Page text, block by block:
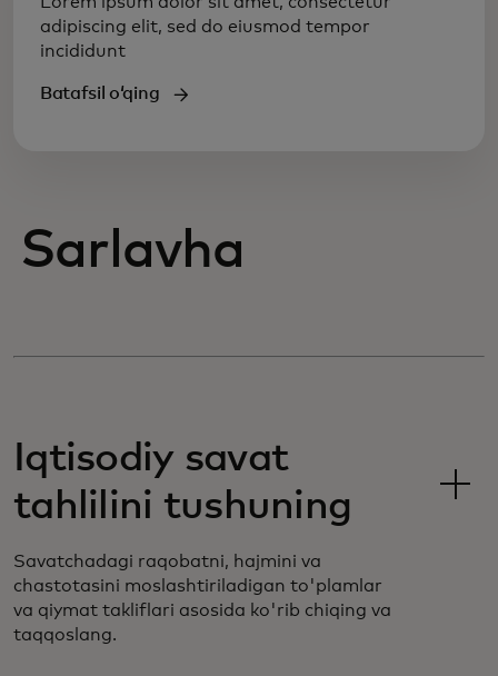
adipiscing elit, sed do eiusmod tempor
incididunt
Batafsil oʻqing
Sarlavha
Iqtisodiy savat
tahlilini tushuning
Savatchadagi raqobatni, hajmini va
chastotasini moslashtiriladigan to'plamlar
va qiymat takliflari asosida ko'rib chiqing va
taqqoslang.